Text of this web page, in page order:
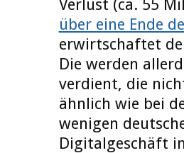
Verlust (ca. 55
über eine Ende
erwirtschaftet
Die werden
verdient, die
ähnlich wie bei
wenigen
Digitalgeschäft